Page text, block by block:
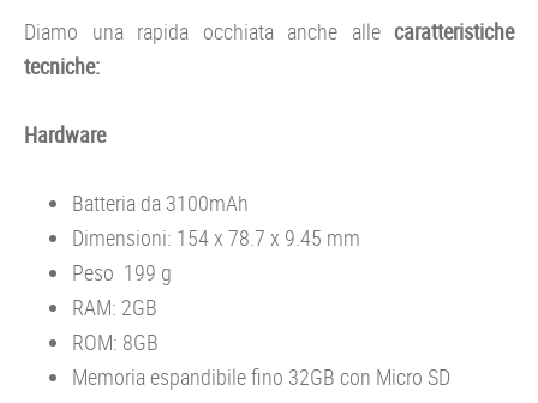
Diamo una rapida occhiata anche alle caratteristiche
tecniche:
Hardware
Batteria da 3100mAh
Dimensioni: 154 x 78.7 x 9.45 mm
Peso 199 g
RAM: 2GB
ROM: 8GB
Memoria espandibile fino 32GB con Micro SD